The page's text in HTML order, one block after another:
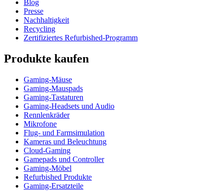
Blog
Presse
Nachhaltigkeit
Recycling
Zertifiziertes Refurbished-Programm
Produkte kaufen
Gaming-Mäuse
Gaming-Mauspads
Gaming-Tastaturen
Gaming-Headsets und Audio
Rennlenkräder
Mikrofone
Flug- und Farmsimulation
Kameras und Beleuchtung
Cloud-Gaming
Gamepads und Controller
Gaming-Möbel
Refurbished Produkte
Gaming-Ersatzteile